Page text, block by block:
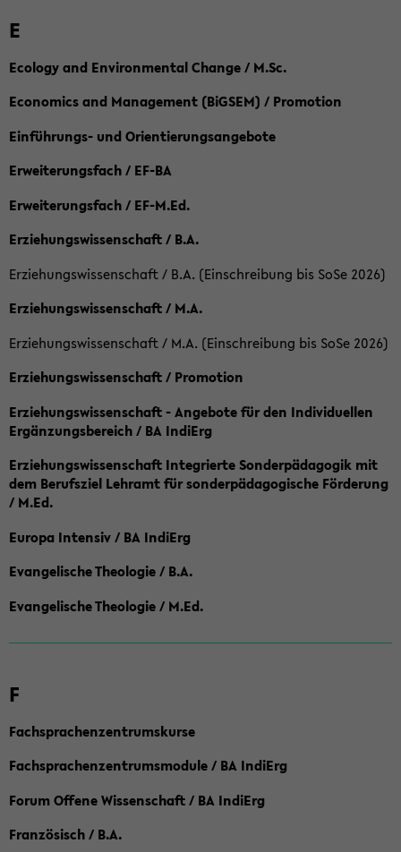
E
Ecology and Environmental Change / M.Sc.
Economics and Management (BiGSEM) / Promotion
Einführungs- und Orientierungsangebote
Erweiterungsfach / EF-BA
Erweiterungsfach / EF-M.Ed.
Erziehungswissenschaft / B.A.
Erziehungswissenschaft / B.A. (Einschreibung bis SoSe 2026)
Erziehungswissenschaft / M.A.
Erziehungswissenschaft / M.A. (Einschreibung bis SoSe 2026)
Erziehungswissenschaft / Promotion
Erziehungswissenschaft - Angebote für den Individuellen
Ergänzungsbereich / BA IndiErg
Erziehungswissenschaft Integrierte Sonderpädagogik mit
dem Berufsziel Lehramt für sonderpädagogische Förderung
/ M.Ed.
Europa Intensiv / BA IndiErg
Evangelische Theologie / B.A.
Evangelische Theologie / M.Ed.
F
Fachsprachenzentrumskurse
Fachsprachenzentrumsmodule / BA IndiErg
Forum Offene Wissenschaft / BA IndiErg
Französisch / B.A.